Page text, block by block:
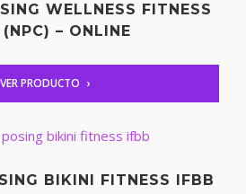
WELLNESS FITNESS
– ONLINE
VER PRODUCTO
BIKINI FITNESS IFBB